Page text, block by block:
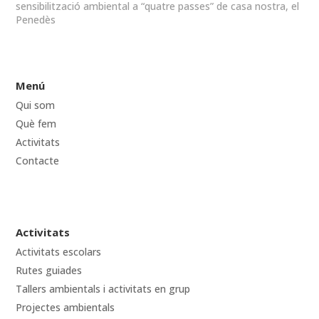
sensibilització ambiental a “quatre passes” de casa nostra, el
Penedès
Menú
Qui som
Què fem
Activitats
Contacte
Activitats
Activitats escolars
Rutes guiades
Tallers ambientals i activitats en grup
Projectes ambientals